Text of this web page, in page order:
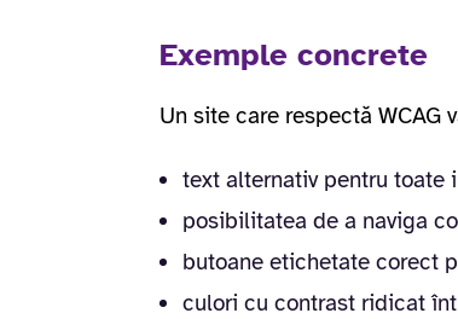
Exemple concrete
Un site care respectă WCAG
text alternativ pentru toate
posibilitatea de a naviga
butoane etichetate corect
culori cu contrast ridicat